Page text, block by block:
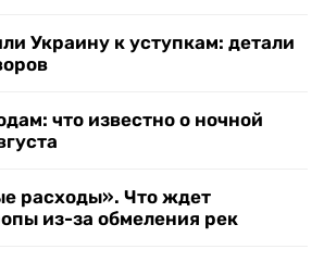
Украину к уступкам: детали
что известно о ночной
расходы». Что ждет
из-за обмеления рек